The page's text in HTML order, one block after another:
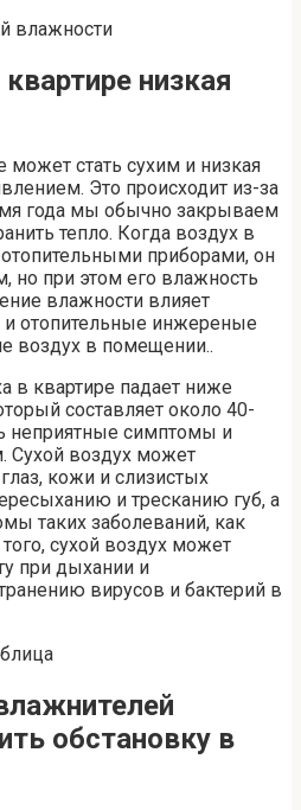
низкая
может стать сухим и низкая
Это происходит из-за
года мы обычно закрываем
тепло. Когда воздух в
приборами, он
но при этом его влажность
влажности влияет
и отопительные инжереные
воздух в помещении..
в квартире падает ниже
составляет около 40-
неприятные симптомы и
Сухой воздух может
кожи и слизистых
и тресканию губ, а
таких заболеваний, как
сухой воздух может
при дыхании и
вирусов и бактерий в
обстановку в